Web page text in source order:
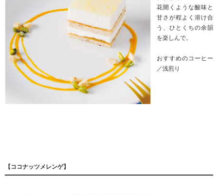
花開くような酸味と
甘さが程よく溶け合
う、ひとくちの余韻
を楽しんで。
おすすめのコーヒー
／浅煎り
【ココナッツメレンゲ】